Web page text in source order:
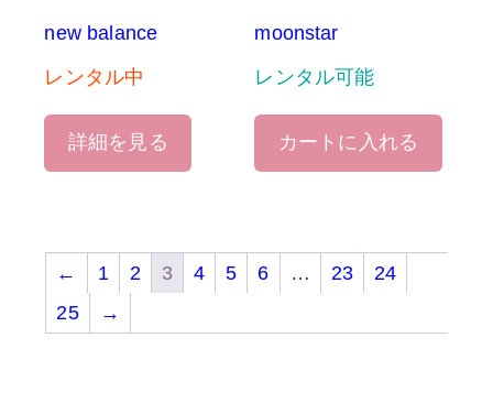
new balance
レンタル中
詳細を見る
moonstar
レンタル可能
カートに入れる
← 1 2 3 4 5 6 … 23
24
25
→